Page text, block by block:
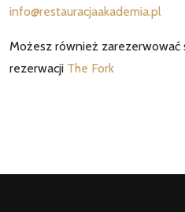
info@restauracjaakademia.pl
Możesz również zarezerwować
rezerwacji The Fork